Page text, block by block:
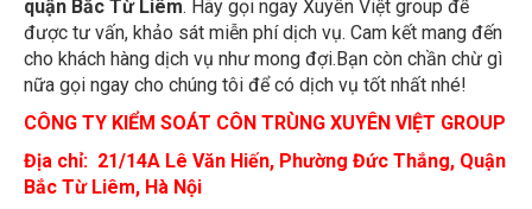
cho khách hàng dịch vụ như mong đợi.Bạn còn chần chừ gì
nữa gọi ngay cho chúng tôi để có dịch vụ tốt nhất nhé!
CÔNG TY KIỂM SOÁT CÔN TRÙNG XUYÊN VIỆT GROUP
Địa chỉ:21/14A Lê Văn Hiến, Phường Đức Thắng, Quận
Điện thoại : 0835.358.789 & 0976.227.456